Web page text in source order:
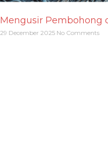
Mengusir Pembohong
29 December 2025 No Comments